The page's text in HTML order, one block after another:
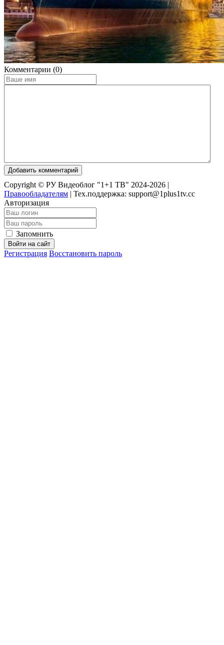
Комментарии (0)
Добавить комментарий
Copyright © РУ Видеоблог "1+1 ТВ" 2024-2026 |
Правообладателям | Тех.поддержка: support@1plus1tv.cc
Авторизация
Запомнить
Войти на сайт
Регистрация Восстановить пароль